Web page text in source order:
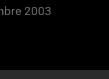
2003